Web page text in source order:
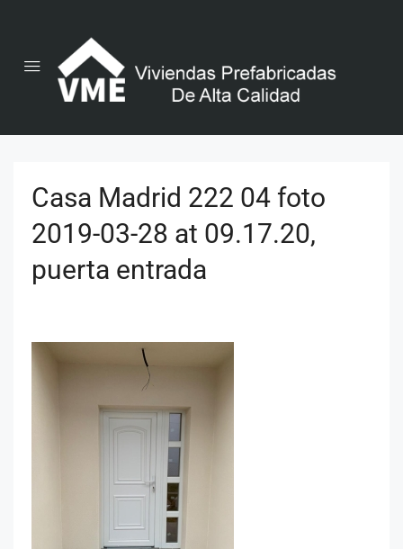
Casa Madrid 222 04 foto
2019-03-28 at 09.17.20,
puerta entrada